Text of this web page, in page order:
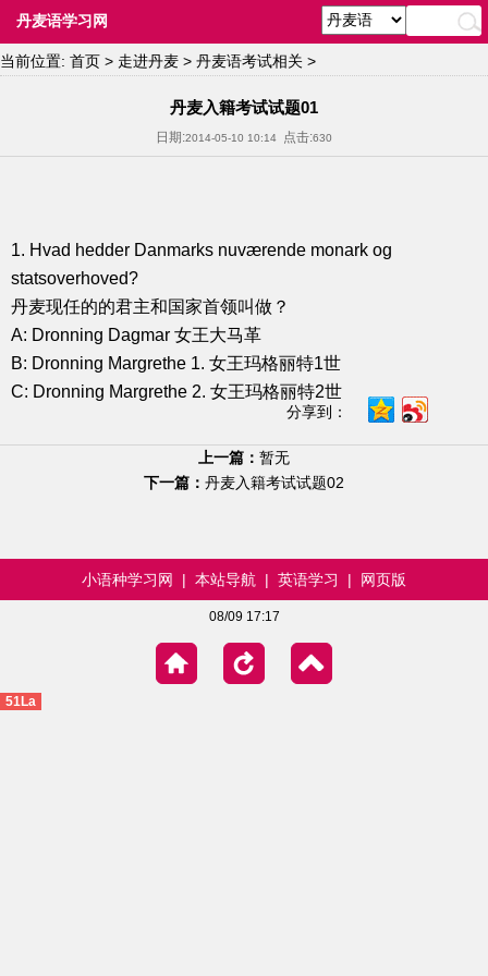
丹麦语学习网
当前位置: 首页 > 走进丹麦 > 丹麦语考试相关 >
丹麦入籍考试试题01
日期:2014-05-10 10:14 点击:630
1. Hvad hedder Danmarks nuværende monark og
statsoverhoved?
丹麦现任的的君主和国家首领叫做？
A: Dronning Dagmar 女王大马革
B: Dronning Margrethe 1. 女王玛格丽特1世
C: Dronning Margrethe 2. 女王玛格丽特2世
分享到：
上一篇： 暂无
下一篇： 丹麦入籍考试试题02
小语种学习网 | 本站导航 | 英语学习 | 网页版
08/09 17:17
51La